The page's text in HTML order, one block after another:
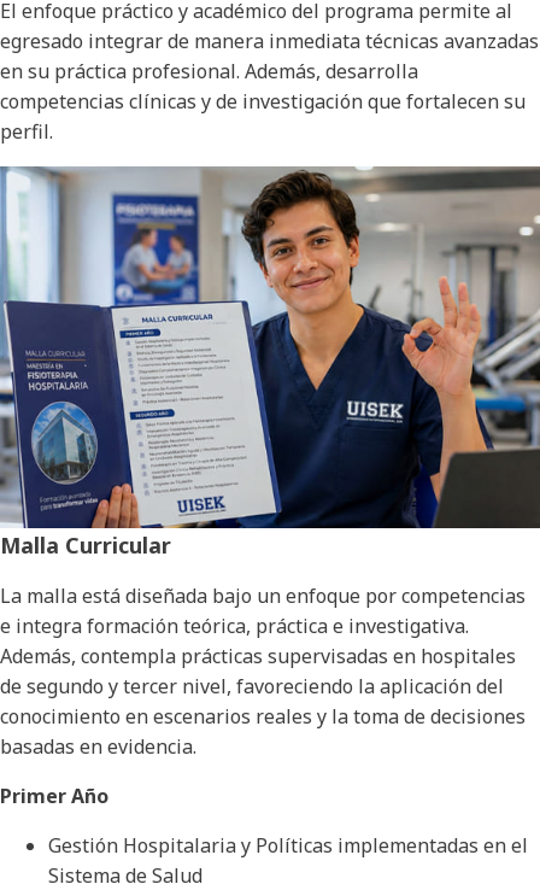
El enfoque práctico y académico del programa permite al
egresado integrar de manera inmediata técnicas avanzadas
en su práctica profesional. Además, desarrolla
competencias clínicas y de investigación que fortalecen su
perfil.
Malla Curricular
La malla está diseñada bajo un enfoque por competencias
e integra formación teórica, práctica e investigativa.
Además, contempla prácticas supervisadas en hospitales
de segundo y tercer nivel, favoreciendo la aplicación del
conocimiento en escenarios reales y la toma de decisiones
basadas en evidencia.
Primer Año
Gestión Hospitalaria y Políticas implementadas en el
Sistema de Salud